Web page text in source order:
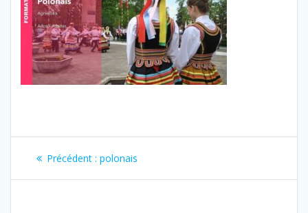
Navigation
de
Précédent : Article
polonais